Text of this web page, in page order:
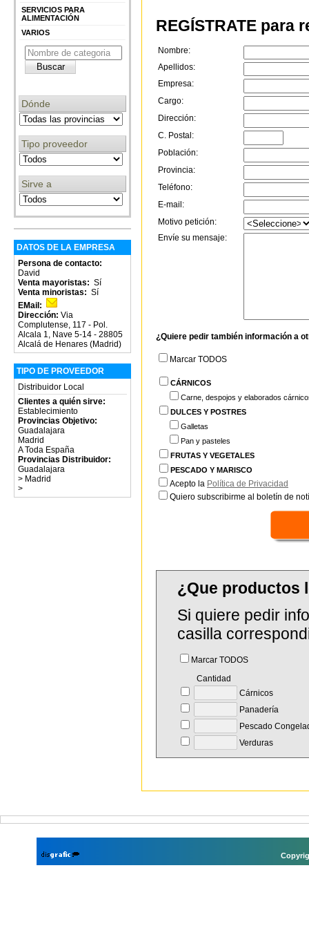
SERVICIOS PARA
ALIMENTACIÓN
VARIOS
Dónde
Tipo proveedor
Sirve a
DATOS DE LA EMPRESA
Persona de contacto:
David
Venta mayoristas: Sí
Venta minoristas: Sí
EMail:
Dirección: Via
Complutense, 117 - Pol.
Alcala 1, Nave 5-14 - 28805
Alcalá de Henares (Madrid)
TIPO DE PROVEEDOR
Distribuidor Local
Clientes a quién sirve:
Establecimiento
Provincias Objetivo:
Guadalajara
Madrid
A Toda España
Provincias Distribuidor:
Guadalajara
> Madrid
>
REGÍSTRATE para
Nombre:
Apellidos:
Empresa:
Cargo:
Dirección:
C. Postal:
Población:
Provincia:
Teléfono:
E-mail:
Motivo petición:
Envíe su mensaje:
¿Quiere pedir también información a
Marcar TODOS
CÁRNICOS
Carne, despojos y elaborados
DULCES Y POSTRES
Galletas
Pan y pasteles
FRUTAS Y VEGETALES
PESCADO Y MARISCO
Acepto la Política de Privacidad
Quiero subscribirme al boletín de
¿Que productos
Si quiere pedir
casilla
Marcar TODOS
Cantidad
Cárnicos
Panadería
Pescado
Verduras